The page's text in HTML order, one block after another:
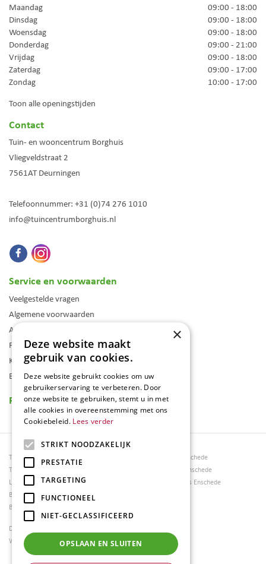
Maandag
09:00 - 18:00
Dinsdag
09:00 - 18:00
Woensdag
09:00 - 18:00
Donderdag
09:00 - 21:00
Vrijdag
09:00 - 18:00
Zaterdag
09:00 - 17:00
Zondag
10:00 - 17:00
Toon alle openingstijden
Contact
Tuin- en wooncentrum Borghuis
Vliegveldstraat 2
7561AT Deurningen
Telefoonnummer: +31 (0)74 276 1010
info@tuincentrumborghuis.nl
Service en voorwaarden
Veelgestelde vragen
Algemene voorwaarden
Assortiment
Folder
Klantenkaart
Blog
Reviews
Tuincentrum Borghuis
Tuinmeubels
Loungesets
Bloemen
Barbecues
Tuinmeubels Enschede
Tuinmeubelen Enschede
Woonaccessoires Enschede
Dierenwinkel Enschede
Weber bbq kopen Hengelo
×
Deze website maakt
gebruik van cookies.
Deze website gebruikt cookies om uw
gebruikerservaring te verbeteren. Door
onze website te gebruiken, stemt u in met
alle cookies in overeenstemming met ons
Cookiebeleid. Lees verder
STRIKT NOODZAKELIJK
PRESTATIE
TARGETING
FUNCTIONEEL
NIET-GECLASSIFICEERD
OPSLAAN EN SLUITEN